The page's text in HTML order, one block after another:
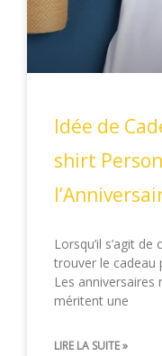
Idée de
shirt
Lorsqu’il s’agit
trouver le cadeau
Les anniversaires
méritent une
LIRE LA SUITE »